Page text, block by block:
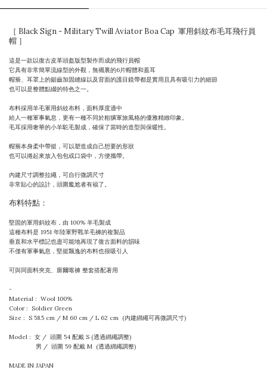
［ Black Sign - Military Twill Aviator Boa Cap 軍用斜紋布毛耳飛行員
帽 ］
這是一款以復古皮革頭盔版型製作而成的飛行員帽
它具有非常簡單流線型的外觀，無襯裏的6片帽體和蓋耳
帽簷、耳罩上的鋸齒加固縫線以及背面的護目鏡帶都是實用且具有吸引力的細節
也可以是整體點綴的特色之一。
布料採用羊毛軍用斜紋布料，面料厚度適中
給人一種軍事氣息，更有一種不同於粗獷軍旅風格的優雅精緻印象。
毛耳採用奢華的小羊駝毛製成，確保了當時的造型與保暖性。
帽簷本身柔中帶挺，可以塑造成自己想要的形狀
也可以捲起來放入包包或口袋中，方便攜帶。
內建尺寸調整拉繩，可自行微調尺寸
非常貼心的設計，頭圍尷尬者有福了。
布料特點：
堅固的軍用斜紋布，由 100% 羊毛製成
這種布料是 1951 年陸軍野戰羊毛褲的複製品
垂直和水平標記也盡可能地再現了復古面料的韻味
不僅有軍事氣息，堅挺飄逸的布料也很吸引人
可與同面料夾克、廓爾喀褲 整套搭配著用
-
Material : Wool 100%
Color : Soldier Green
Size : S 58.5 cm / M 60 cm / L 62 cm (內建綁繩可再微調尺寸)
Model : 女 / 頭圍 54 配戴 S (透過綁繩調整)
男 / 頭圍 59 配戴 M (透過綁繩調整)
MADE IN JAPAN